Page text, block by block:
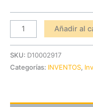
Añadir al
SKU: D10002917
Categorías: INVENTOS,